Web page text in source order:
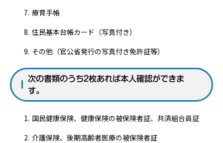
療育手帳
住民基本台帳カード（写真付き）
その他（官公省発行の写真付き免許証等）
次の書類のうち2枚あれば本人確認ができま
す。
国民健康保険、健康保険の被保険者証、共済組合員証
介護保険、後期高齢者医療の被保険者証